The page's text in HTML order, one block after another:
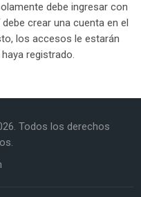
debe ingresar con
crear una cuenta en el
los accesos le estarán
registrado.
Todos los derechos